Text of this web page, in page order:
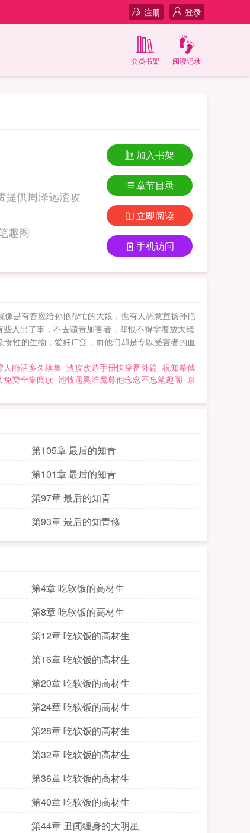
登录
注册
阅读记录
会员书架
提供周泽远渣攻
册快穿笔趣阁
加入书架
章节目录
立即阅读
手机访问
是有答应给孙艳帮忙的大娘，也有人恶意宣扬孙艳
人出了事，不去谴责加害者，却恨不得拿着放大镜
性的生物，爱好广泛，而他们却是专以受害者的血
人能活多久续集 渣攻改造手册快穿番外篇 祝知希傅
免费全集阅读 池牧遥奚淮魔尊他念念不忘笔趣阁 京
第105章 最后的知青
第101章 最后的知青
第97章 最后的知青
第93章 最后的知青修
第4章 吃软饭的高材生
第8章 吃软饭的高材生
第12章 吃软饭的高材生
第16章 吃软饭的高材生
第20章 吃软饭的高材生
第24章 吃软饭的高材生
第28章 吃软饭的高材生
第32章 吃软饭的高材生
第36章 吃软饭的高材生
第40章 吃软饭的高材生
第44章 丑闻缠身的大明星